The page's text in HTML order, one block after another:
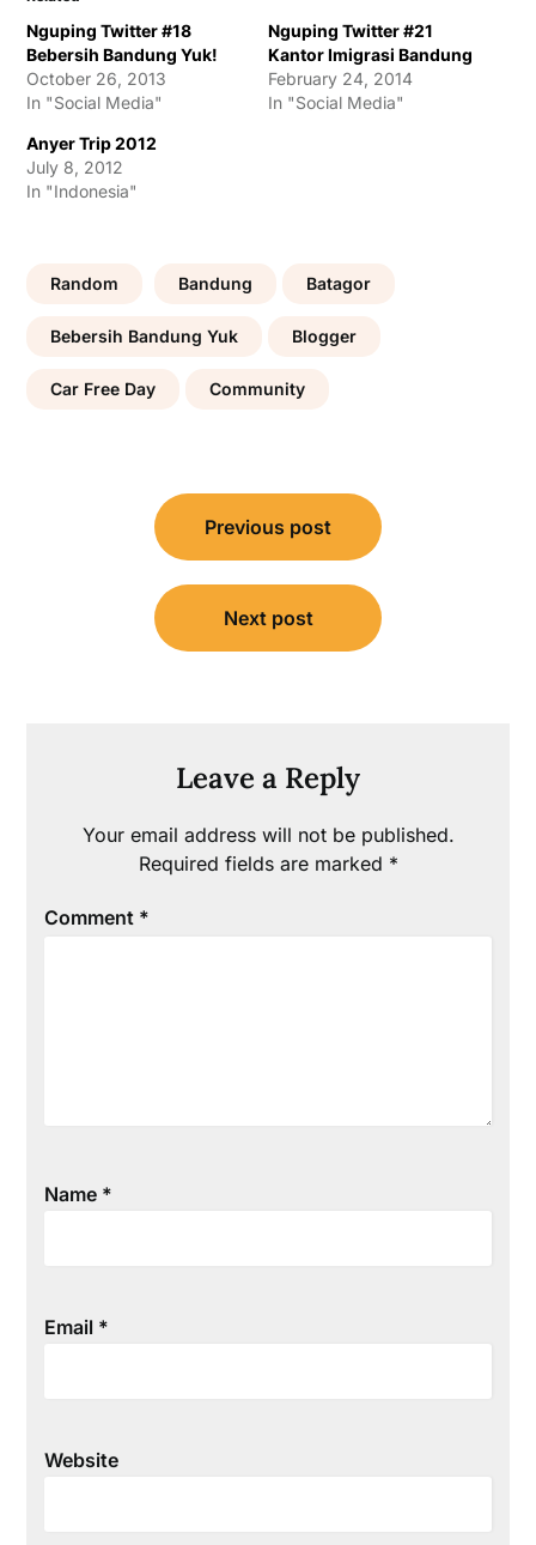
Nguping Twitter #18
Bebersih Bandung Yuk!
October 26, 2013
In "Social Media"
Nguping Twitter #21
Kantor Imigrasi Bandung
February 24, 2014
In "Social Media"
Anyer Trip 2012
July 8, 2012
In "Indonesia"
Random Bandung Batagor
Bebersih Bandung Yuk Blogger
Car Free Day Community
navigation
Previous post
Next post
Leave a Reply
Your email address will not be published.
Required fields are marked *
Comment *
Name *
Email *
Website